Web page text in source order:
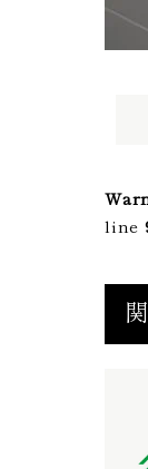
line